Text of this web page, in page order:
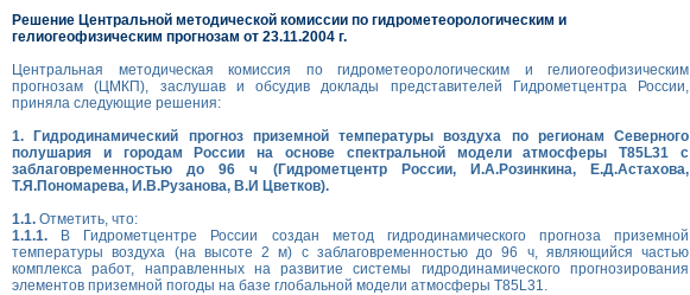
Решение Центральной методической комиссии по гидрометеорологическим и
гелиогеофизическим прогнозам от 23.11.2004 г.
Центральная методическая комиссия по гидрометеорологическим и гелиогеофизическим
прогнозам (ЦМКП), заслушав и обсудив доклады представителей Гидрометцентра России,
приняла следующие решения:
1. Гидродинамический прогноз приземной температуры воздуха по регионам Северного
полушария и городам России на основе спектральной модели атмосферы T85L31 с
заблаговременностью до 96 ч (Гидрометцентр России, И.А.Розинкина, Е.Д.Астахова,
Т.Я.Пономарева, И.В.Рузанова, В.И Цветков).
1.1. Отметить, что:
1.1.1. В Гидрометцентре России создан метод гидродинамического прогноза приземной
температуры воздуха (на высоте 2 м) с заблаговременностью до 96 ч, являющийся частью
комплекса работ, направленных на развитие системы гидродинамического прогнозирования
элементов приземной погоды на базе глобальной модели атмосферы T85L31.